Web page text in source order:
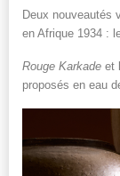
Deux nouveautés
en Afrique 1934 :
Rouge Karkade et
proposés en eau